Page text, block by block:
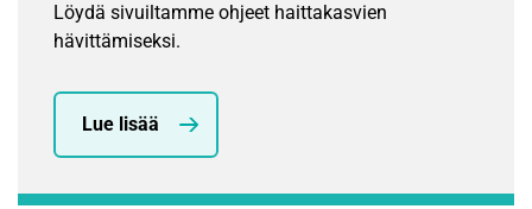
Löydä sivuiltamme ohjeet haittakasvien
hävittämiseksi.
Lue lisää